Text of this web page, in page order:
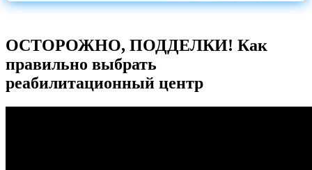
ОСТОРОЖНО, ПОДДЕЛКИ! Как
правильно выбрать
реабилитационный центр